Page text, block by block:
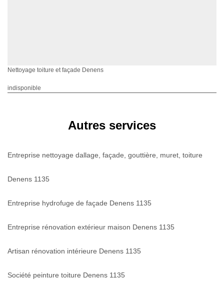
Nettoyage toiture et façade Denens
indisponible
Autres services
Entreprise nettoyage dallage, façade, gouttière, muret, toiture
Denens 1135
Entreprise hydrofuge de façade Denens 1135
Entreprise rénovation extérieur maison Denens 1135
Artisan rénovation intérieure Denens 1135
Société peinture toiture Denens 1135